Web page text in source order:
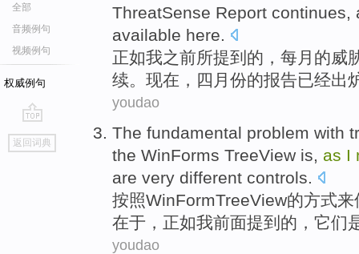
全部
音频例句
视频例句
权威例句
go
top
返回词典
ThreatSense Report continues,
available here.
正如我之前所提到 的， 每月 的威
续。 现在 ，四月份的报告已经出
youdao
The fundamental problem with
the WinForms TreeView is, as I
are very different controls
按照WinFormTreeView的方式来
在于， 正如我前面提到 的， 它们
youdao